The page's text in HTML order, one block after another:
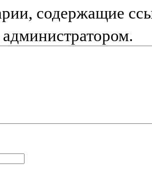
содержащие